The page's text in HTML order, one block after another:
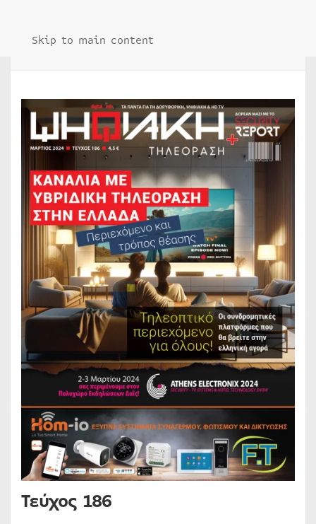
Skip to main content
Τεύχος 186